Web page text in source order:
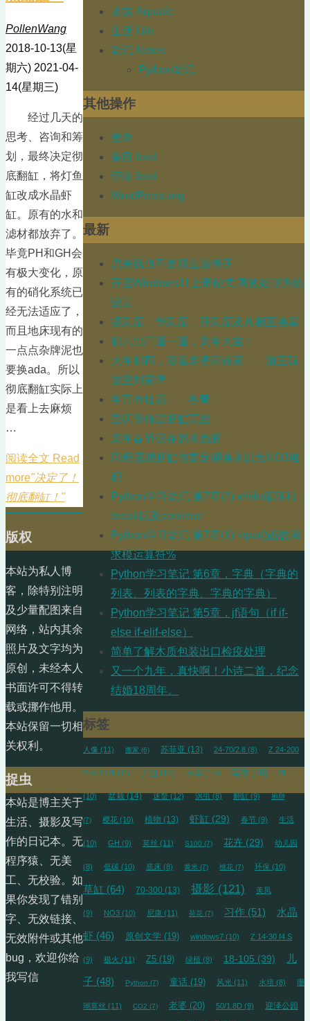
PollenWang
2018-10-13(星
期六) 2021-04-
14(星期三)
经过几天的
思考、咨询和筹
划，最终决定彻
底翻缸，将灯鱼
缸改成水晶虾
缸。原有的水和
滤材都放弃了。
毕竟PH和GH会
有极大变化，原
有的硝化系统已
经无法适应了，
而且地床现有的
一点点杂牌泥也
要换ada。所以
彻底翻缸实际上
是看上去麻烦
…
阅读全文 Read
more"决定了！
彻底翻缸！"
水族 Aquatic
生活 Life
笔记 Notes
Python笔记
其他操作
登录
条目 feed
评论 feed
WordPress.org
最新
原来我也不是那么放得开
开启Windows11上帝模式 高效处理系统
设置
摄氏度、华氏度、开氏度及其相互换算
初六出门遛一遛，龙年大吉！
大年初四，陪着老婆回娘家——游王琼
故里刘家堡
年宵有红花——冬青
国庆节修建虾缸莫丝
龙年春节仅存的水晶虾
同程底滤虾缸也要定期换水以免NO3堆
积
Python学习笔记 第7章(2) while循环和
break以及continue
Python学习笔记 第7章(1) input()函数和
求模运算符%
Python学习笔记 第6章，字典（字典的
列表、列表的字典、字典的字典）
Python学习笔记 第5章，jf语句（if if-
else if-elif-else）
简单了解木质包装出口检疫处理
又一个九年，真快啊！小诗二首，纪念
结婚18周年。
标签
人像 (11) 搬家 (6) 苏菲亚 (13) 24-70/2.8 (8) Z 24-200
f4-6.3 VR (11) 开缸 (13) 水草 (17) 写作 (19) PH
(10) 盆栽(14) 迷螯(12) 涡虫(8) 翻缸(9) 抱卵
(7) 樱花 (10) 植物 (13) 虾缸 (29) 春节 (9) 生活
(10) GH (9) 莫丝 (11) S100 (7) 花卉 (29) 幼儿园
(8) 低碳 (10) 底床 (8) 黄米 (7) 桃花 (7) 环保 (10)
草缸 (64) 70-300 (13) 摄影 (121) 美凤
(9) NO3 (10) 尼康 (11) 荷花 (7) 习作 (51) 水晶
虾 (46) 原创文学 (19) windows7 (10) Z 14-30 f4 S
(9) 极火 (11) Z5 (19) 绿植 (8) 18-105 (39) 儿
子 (48) Python (7) 童话 (19) 风光 (11) 水培 (8) 珊
瑚莫丝 (11) CO2 (7) 老婆 (20) 50/1.8D (9) 迎泽公园
版权
本站为私人博
客，除特别注明
及少量配图来自
网络，站内其余
照片及文字均为
原创，未经本人
书面许可不得转
载或挪作他用。
本站保留一切相
关权利。
捉虫
本站是博主关于
生活、摄影及写
作的日记本。无
程序猿、无美
工、无校验。如
果你发现了错别
字、无效链接、
无效附件或其他
bug，欢迎你给
我写信